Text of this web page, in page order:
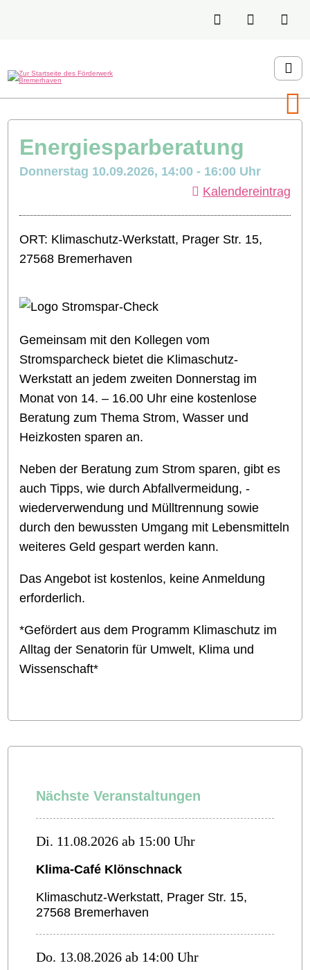
Energiesparberatung
Donnerstag 10.09.2026, 14:00 - 16:00 Uhr
Kalendereintrag
ORT: Klimaschutz-Werkstatt, Prager Str. 15,
27568 Bremerhaven
Gemeinsam mit den Kollegen vom
Stromsparcheck bietet die Klimaschutz-
Werkstatt an jedem zweiten Donnerstag im
Monat von 14. – 16.00 Uhr eine kostenlose
Beratung zum Thema Strom, Wasser und
Heizkosten sparen an.
Neben der Beratung zum Strom sparen, gibt es
auch Tipps, wie durch Abfallvermeidung, -
wiederverwendung und Mülltrennung sowie
durch den bewussten Umgang mit Lebensmitteln
weiteres Geld gespart werden kann.
Das Angebot ist kostenlos, keine Anmeldung
erforderlich.
*Gefördert aus dem Programm Klimaschutz im
Alltag der Senatorin für Umwelt, Klima und
Wissenschaft*
Nächste Veranstaltungen
Di. 11.08.2026 ab 15:00 Uhr
Klima-Café Klönschnack
Klimaschutz-Werkstatt, Prager Str. 15,
27568 Bremerhaven
Do. 13.08.2026 ab 14:00 Uhr